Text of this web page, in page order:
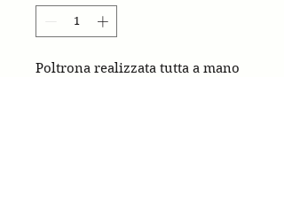
Poltrona realizzata tutta a mano